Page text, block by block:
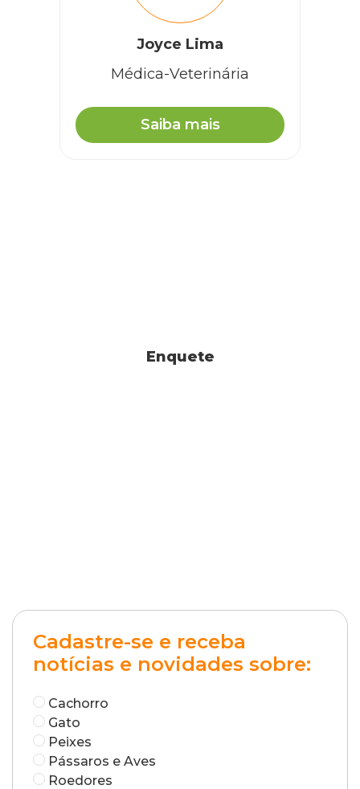
Joyce Lima
Médica-Veterinária
Saiba mais
Enquete
Cadastre-se e receba
notícias e novidades sobre:
Cachorro
Gato
Peixes
Pássaros e Aves
Roedores